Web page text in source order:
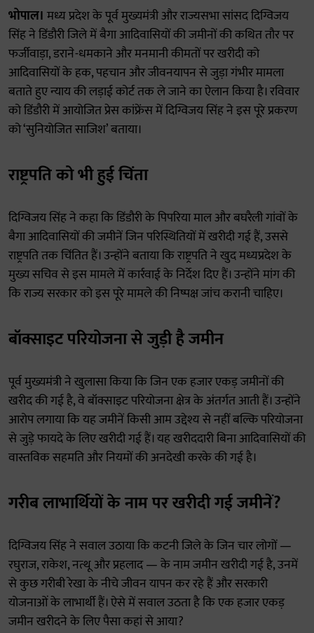
भोपाल। मध्य प्रदेश के पूर्व मुख्यमंत्री और राज्यसभा सांसद दिग्विजय
सिंह ने डिंडौरी जिले में बैगा आदिवासियों की जमीनों की कथित तौर पर
फर्जीवाड़ा, डराने-धमकाने और मनमानी कीमतों पर खरीदी को
आदिवासियों के हक, पहचान और जीवनयापन से जुड़ा गंभीर मामला
बताते हुए न्याय की लड़ाई कोर्ट तक ले जाने का ऐलान किया है। रविवार
को डिंडौरी में आयोजित प्रेस कांफ्रेंस में दिग्विजय सिंह ने इस पूरे प्रकरण
को ‘सुनियोजित साजिश’ बताया।
राष्ट्रपति को भी हुई चिंता
दिग्विजय सिंह ने कहा कि डिंडौरी के पिपरिया माल और बघरैली गांवों के
बैगा आदिवासियों की जमीनें जिन परिस्थितियों में खरीदी गई हैं, उससे
राष्ट्रपति तक चिंतित हैं। उन्होंने बताया कि राष्ट्रपति ने खुद मध्यप्रदेश के
मुख्य सचिव से इस मामले में कार्रवाई के निर्देश दिए हैं। उन्होंने मांग की
कि राज्य सरकार को इस पूरे मामले की निष्पक्ष जांच करानी चाहिए।
बॉक्साइट परियोजना से जुड़ी है जमीन
पूर्व मुख्यमंत्री ने खुलासा किया कि जिन एक हजार एकड़ जमीनों की
खरीद की गई है, वे बॉक्साइट परियोजना क्षेत्र के अंतर्गत आती हैं। उन्होंने
आरोप लगाया कि यह जमीनें किसी आम उद्देश्य से नहीं बल्कि परियोजना
से जुड़े फायदे के लिए खरीदी गई हैं। यह खरीददारी बिना आदिवासियों की
वास्तविक सहमति और नियमों की अनदेखी करके की गई है।
गरीब लाभार्थियों के नाम पर खरीदी गई जमीनें?
दिग्विजय सिंह ने सवाल उठाया कि कटनी जिले के जिन चार लोगों —
रघुराज, राकेश, नत्थू और प्रहलाद — के नाम जमीन खरीदी गई है, उनमें
से कुछ गरीबी रेखा के नीचे जीवन यापन कर रहे हैं और सरकारी
योजनाओं के लाभार्थी हैं। ऐसे में सवाल उठता है कि एक हजार एकड़
जमीन खरीदने के लिए पैसा कहां से आया?